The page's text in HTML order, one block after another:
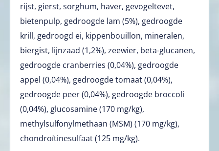
rijst, gierst, sorghum, haver, gevogeltevet,
bietenpulp, gedroogde lam (5%), gedroogde
krill, gedroogd ei, kippenbouillon, mineralen,
biergist, lijnzaad (1,2%), zeewier, beta-glucanen,
gedroogde cranberries (0,04%), gedroogde
appel (0,04%), gedroogde tomaat (0,04%),
gedroogde peer (0,04%), gedroogde broccoli
(0,04%), glucosamine (170 mg/kg),
methylsulfonylmethaan (MSM) (170 mg/kg),
chondroïtinesulfaat (125 mg/kg).